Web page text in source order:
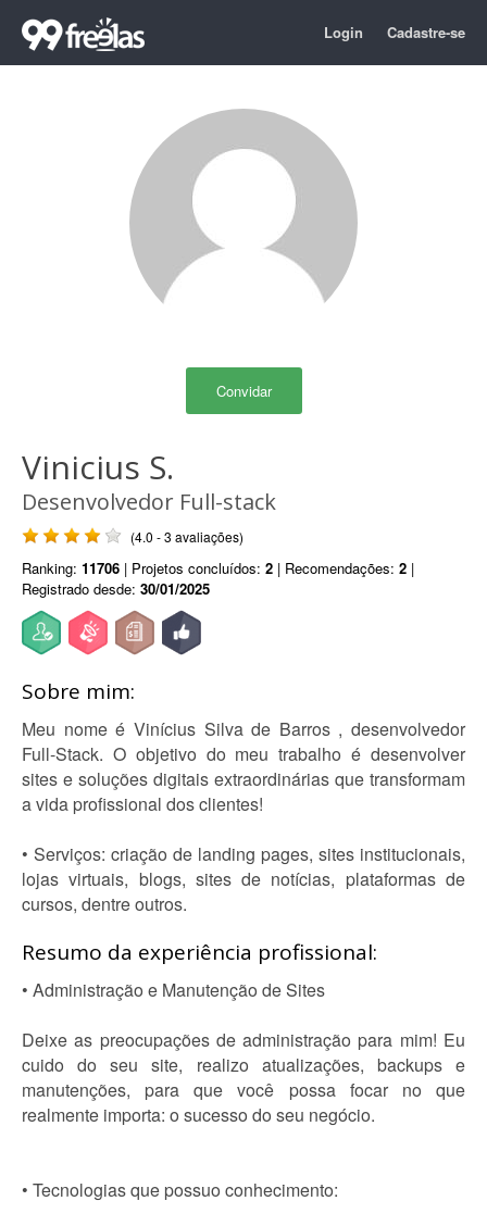
Login Cadastre-se
Convidar
Vinicius S.
Desenvolvedor Full-stack
(4.0 - 3 avaliações)
Ranking: 11706 | Projetos concluídos: 2 | Recomendações: 2 |
Registrado desde: 30/01/2025
Sobre mim:
Meu nome é Vinícius Silva de Barros , desenvolvedor
Full-Stack. O objetivo do meu trabalho é desenvolver
sites e soluções digitais extraordinárias que transformam
a vida profissional dos clientes!
• Serviços: criação de landing pages, sites institucionais,
lojas virtuais, blogs, sites de notícias, plataformas de
cursos, dentre outros.
Resumo da experiência profissional:
• Administração e Manutenção de Sites
Deixe as preocupações de administração para mim! Eu
cuido do seu site, realizo atualizações, backups e
manutenções, para que você possa focar no que
realmente importa: o sucesso do seu negócio.
• Tecnologias que possuo conhecimento: